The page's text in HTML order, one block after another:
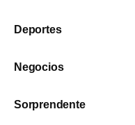
Deportes
Negocios
Sorprendente